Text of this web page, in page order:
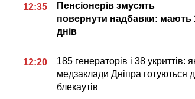
12:35
Пенсіонерів змусять
повернути надбавки: мають
днів
12:20
185 генераторів і 38 укриттів:
медзаклади Дніпра готуються
блекаутів